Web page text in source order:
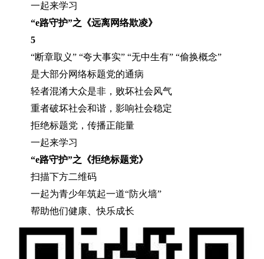
一起来学习
“e路守护”之《远离网络欺凌》
5
“断章取义” “夸大事实” “无中生有” “偷换概念”
是大部分网络标题党的通病
轻者混淆大众是非，败坏社会风气
重者破坏社会和谐，影响社会稳定
拒绝标题党，传播正能量
一起来学习
“e路守护”之《拒绝标题党》
扫描下方二维码
一起为青少年筑起一道“防火墙”
帮助他们健康、快乐成长